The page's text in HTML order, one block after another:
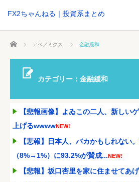
FX2ちゃんねる｜投資系まとめ
ホーム アベノミクス 金融緩和
カテゴリー：金融緩和
【悲報画像】よゐこの二人、新しい
上げるwwwwNEW!
【悲報】日本人、バカかもしれない
（8%→1%）に93.2%が賛成...NEW!
【悲報】坂口杏里を家に住ませてあ